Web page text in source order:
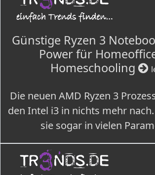
Günstige Ryzen 3
Power für
Homeschooling
Die neuen AMD Ryzen 3
den Intel i3 in nichts mehr
sie sogar in vielen